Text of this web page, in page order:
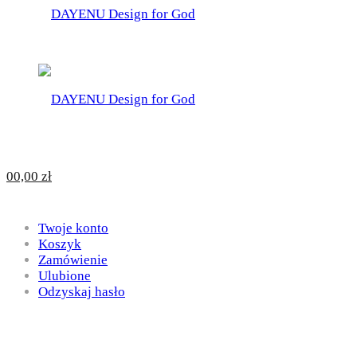
for
God
DAYENU
Design
00,00 zł
Twoje konto
Koszyk
Zamówienie
Ulubione
Odzyskaj hasło